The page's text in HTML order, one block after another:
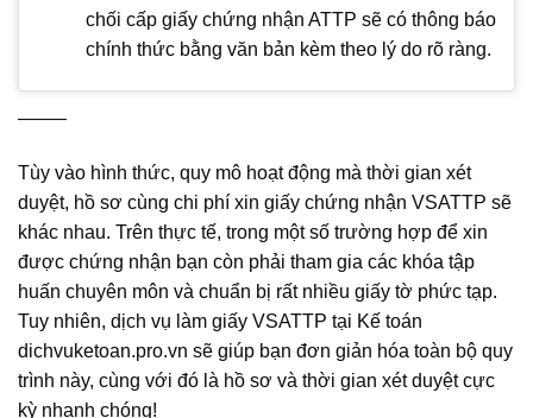
chối cấp giấy chứng nhận ATTP sẽ có thông báo
chính thức bằng văn bản kèm theo lý do rõ ràng.
——–
Tùy vào hình thức, quy mô hoạt động mà thời gian xét
duyệt, hồ sơ cùng chi phí xin giấy chứng nhận VSATTP sẽ
khác nhau. Trên thực tế, trong một số trường hợp để xin
được chứng nhận bạn còn phải tham gia các khóa tập
huấn chuyên môn và chuẩn bị rất nhiều giấy tờ phức tạp.
Tuy nhiên, dịch vụ làm giấy VSATTP tại Kế toán
dichvuketoan.pro.vn sẽ giúp bạn đơn giản hóa toàn bộ quy
trình này, cùng với đó là hồ sơ và thời gian xét duyệt cực
kỳ nhanh chóng!